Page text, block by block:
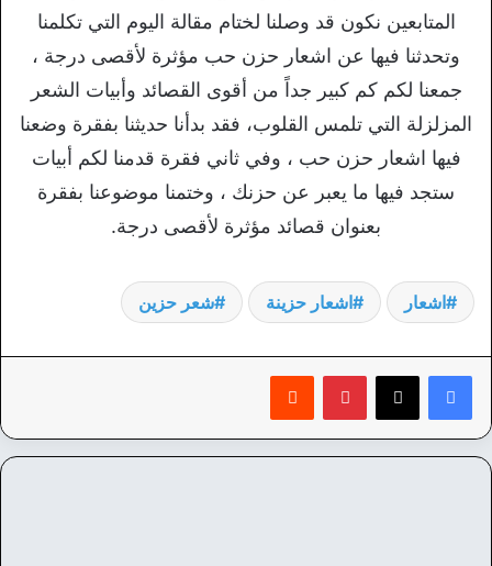
المتابعين نكون قد وصلنا لختام مقالة اليوم التي تكلمنا
وتحدثنا فيها عن اشعار حزن حب مؤثرة لأقصى درجة ،
جمعنا لكم كم كبير جداً من أقوى القصائد وأبيات الشعر
المزلزلة التي تلمس القلوب، فقد بدأنا حديثنا بفقرة وضعنا
فيها اشعار حزن حب ، وفي ثاني فقرة قدمنا لكم أبيات
ستجد فيها ما يعبر عن حزنك ، وختمنا موضوعنا بفقرة
بعنوان قصائد مؤثرة لأقصى درجة.
اشعار اشعار حزينة شعر حزين
بينتيريست